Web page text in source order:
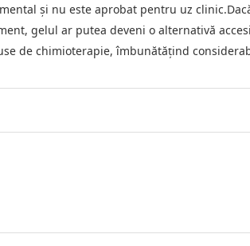
şi nu este aprobat pentru uz
gelul ar putea deveni o alternativă
de chimioterapie, îmbunătăţind